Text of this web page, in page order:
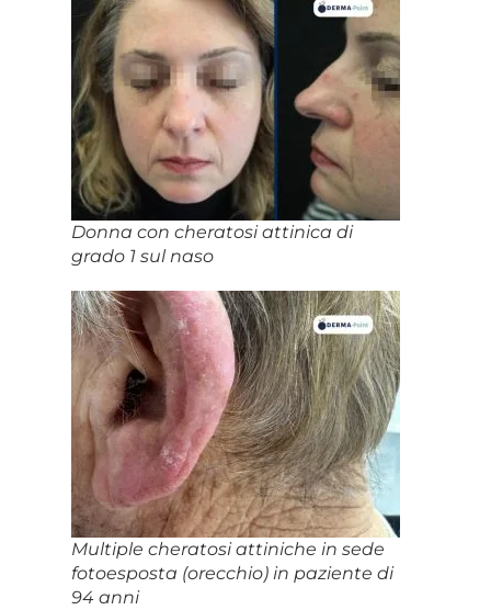
Donna con cheratosi attinica di
grado 1 sul naso
Multiple cheratosi attiniche in sede
fotoesposta (orecchio) in paziente di
94 anni